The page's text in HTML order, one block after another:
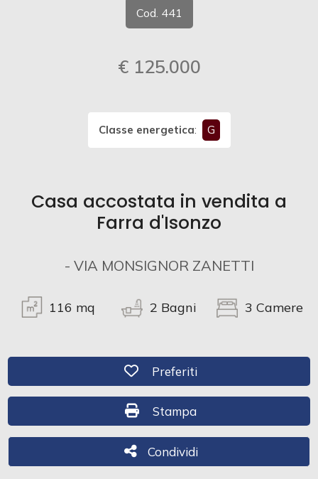
Cod. 441
€ 125.000
Classe energetica: G
Casa accostata in vendita a
Farra d'Isonzo
- VIA MONSIGNOR ZANETTI
116 mq 2 Bagni 3 Camere
Preferiti: Cod. 441
Preferiti
Stampa: Cod. 441
Stampa
Condividi
Condividi
Residenziali
Terreni